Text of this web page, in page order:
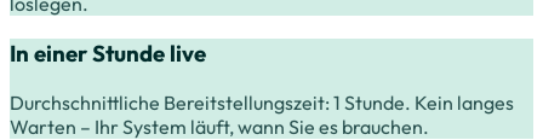
In einer Stunde live
Durchschnittliche Bereitstellungszeit: 1 Stunde. Kein langes
Warten – Ihr System läuft, wann Sie es brauchen.